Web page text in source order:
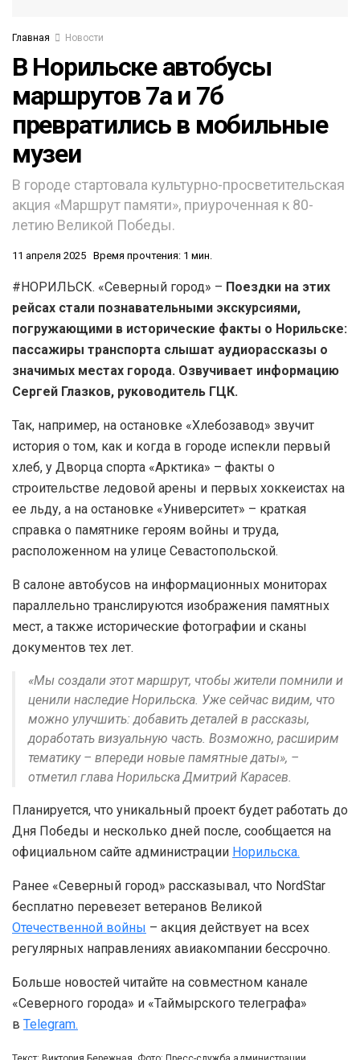
Главная Новости
В Норильске автобусы
маршрутов 7а и 7б
превратились в мобильные
музеи
В городе стартовала культурно-просветительская
акция «Маршрут памяти», приуроченная к 80-
летию Великой Победы.
11 апреля 2025 Время прочтения: 1 мин.
#НОРИЛЬСК. «Северный город» – Поездки на этих
рейсах стали познавательными экскурсиями,
погружающими в исторические факты о Норильске:
пассажиры транспорта слышат аудиорассказы о
значимых местах города. Озвучивает информацию
Сергей Глазков, руководитель ГЦК.
Так, например, на остановке «Хлебозавод» звучит
история о том, как и когда в городе испекли первый
хлеб, у Дворца спорта «Арктика» – факты о
строительстве ледовой арены и первых хоккеистах на
ее льду, а на остановке «Университет» – краткая
справка о памятнике героям войны и труда,
расположенном на улице Севастопольской.
В салоне автобусов на информационных мониторах
параллельно транслируются изображения памятных
мест, а также исторические фотографии и сканы
документов тех лет.
«Мы создали этот маршрут, чтобы жители помнили и
ценили наследие Норильска. Уже сейчас видим, что
можно улучшить: добавить деталей в рассказы,
доработать визуальную часть. Возможно, расширим
тематику – впереди новые памятные даты», –
отметил глава Норильска Дмитрий Карасев.
Планируется, что уникальный проект будет работать до
Дня Победы и несколько дней после, сообщается на
официальном сайте администрации Норильска.
Ранее «Северный город» рассказывал, что NordStar
бесплатно перевезет ветеранов Великой
Отечественной войны – акция действует на всех
регулярных направлениях авиакомпании бессрочно.
Больше новостей читайте на совместном канале
«Северного города» и «Таймырского телеграфа»
в Telegram.